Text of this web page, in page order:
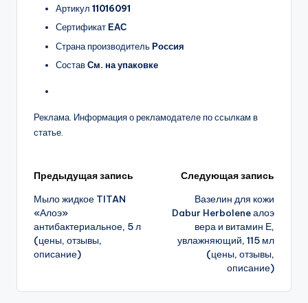
Артикул 11016091
СертификатЕАС
Страна производительРоссия
СоставСм. на упаковке
Реклама. Информация о рекламодателе по ссылкам в
статье.
Навигация
записи
Предыдущая запись
Мыло жидкое TITAN
«Алоэ»
антибактериальное, 5 л
(цены, отзывы,
описание)
Следующая запись
Вазелин для кожи
Dabur Herbolene алоэ
вера и витамин Е,
увлажняющий, 115 мл
(цены, отзывы,
описание)